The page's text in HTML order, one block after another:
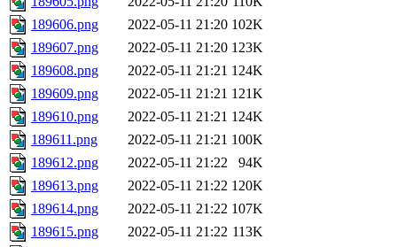
189606.png
2022-05-11 21:20 102K
189607.png
2022-05-11 21:20 123K
189608.png
2022-05-11 21:21 124K
189609.png
2022-05-11 21:21 121K
189610.png
2022-05-11 21:21 124K
189611.png
2022-05-11 21:21 100K
189612.png
2022-05-11 21:22
94K
189613.png
2022-05-11 21:22 120K
189614.png
2022-05-11 21:22 107K
189615.png
2022-05-11 21:22 113K